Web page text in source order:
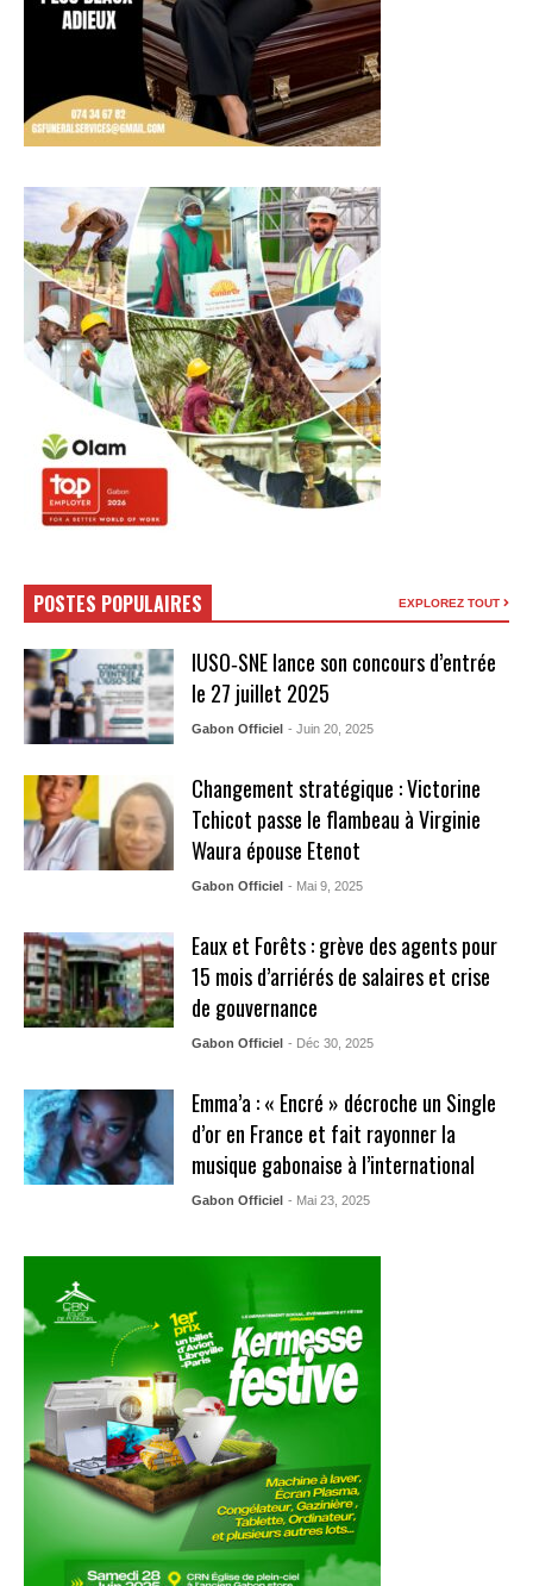
POSTES POPULAIRES EXPLOREZ TOUT
IUSO‑SNE lance son concours d’entrée
le 27 juillet 2025
Gabon Officiel - Juin 20, 2025
Changement stratégique : Victorine
Tchicot passe le flambeau à Virginie
Waura épouse Etenot
Gabon Officiel - Mai 9, 2025
Eaux et Forêts : grève des agents pour
15 mois d’arriérés de salaires et crise
de gouvernance
Gabon Officiel - Déc 30, 2025
Emma’a : « Encré » décroche un Single
d’or en France et fait rayonner la
musique gabonaise à l’international
Gabon Officiel - Mai 23, 2025